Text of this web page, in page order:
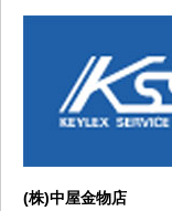
(株)中屋金物店